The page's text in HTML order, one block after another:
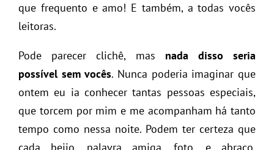
que frequento e amo! E também, a todas vocês
leitoras.
Pode parecer clichê, mas nada disso seria
possível sem vocês. Nunca poderia imaginar que
ontem eu ia conhecer tantas pessoas especiais,
que torcem por mim e me acompanham há tanto
tempo como nessa noite. Podem ter certeza que